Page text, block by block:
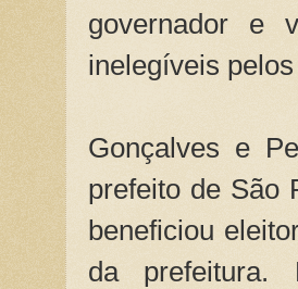
governador e
inelegíveis
Gonçalves e
prefeito de São
beneficiou
da prefeitura.